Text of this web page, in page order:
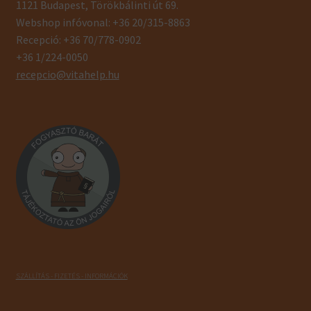
1121 Budapest, Törökbálinti út 69.
Webshop infóvonal: +36 20/315-8863
Recepció: +36 70/778-0902
+36 1/224-0050
recepcio@vitahelp.hu
SZÁLLÍTÁS - FIZETÉS - INFORMÁCIÓK